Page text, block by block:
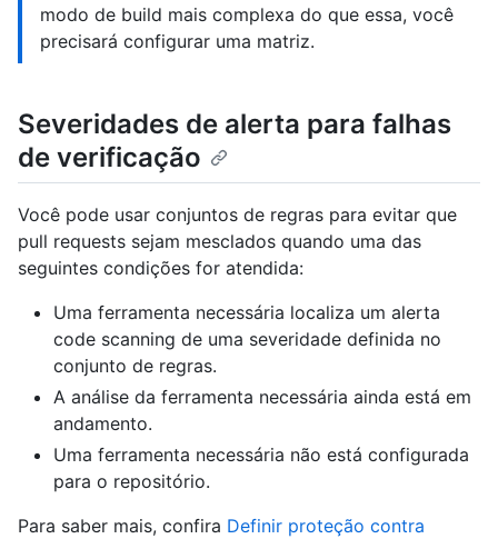
modo de build mais complexa do que essa, você
precisará configurar uma matriz.
Severidades de alerta para falhas
de verificação
Você pode usar conjuntos de regras para evitar que
pull requests sejam mesclados quando uma das
seguintes condições for atendida:
Uma ferramenta necessária localiza um alerta
code scanning de uma severidade definida no
conjunto de regras.
A análise da ferramenta necessária ainda está em
andamento.
Uma ferramenta necessária não está configurada
para o repositório.
Para saber mais, confira Definir proteção contra